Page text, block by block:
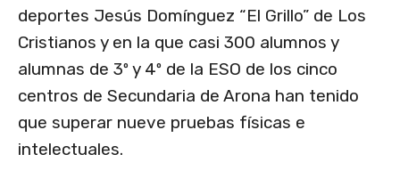
deportes Jesús Domínguez “El Grillo” de Los
Cristianos y en la que casi 300 alumnos y
alumnas de 3º y 4º de la ESO de los cinco
centros de Secundaria de Arona han tenido
que superar nueve pruebas físicas e
intelectuales.